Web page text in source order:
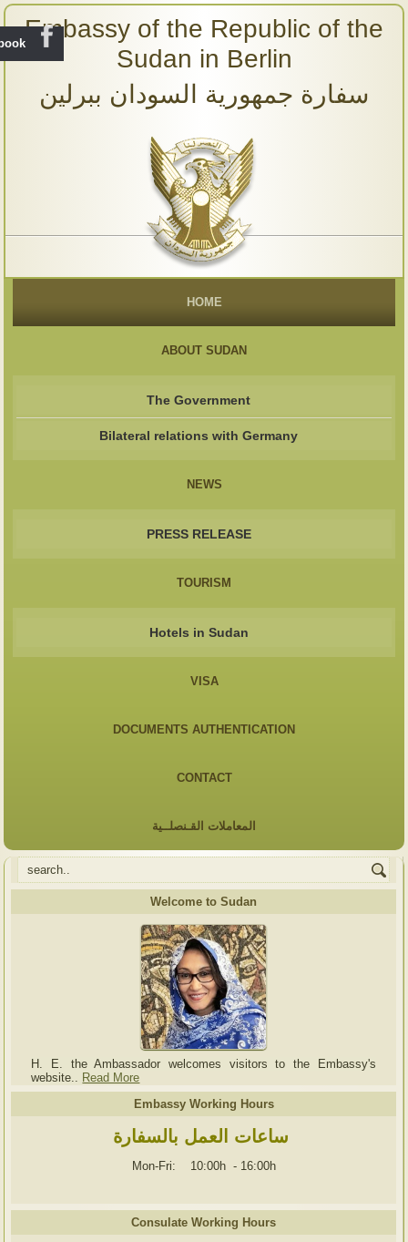
Embassy of the Republic of the
Sudan in Berlin
سفارة جمهورية السودان ببرلين
HOME
ABOUT SUDAN
The Government
Bilateral relations with Germany
NEWS
PRESS RELEASE
TOURISM
Hotels in Sudan
VISA
DOCUMENTS AUTHENTICATION
CONTACT
المعاملات القـنصلــية
Welcome to Sudan
H. E. the Ambassador welcomes visitors to the Embassy's
website..
Read More
Embassy Working Hours
ساعات العمل بالسفارة
Mon-Fri: 10:00h - 16:00h
Consulate Working Hours